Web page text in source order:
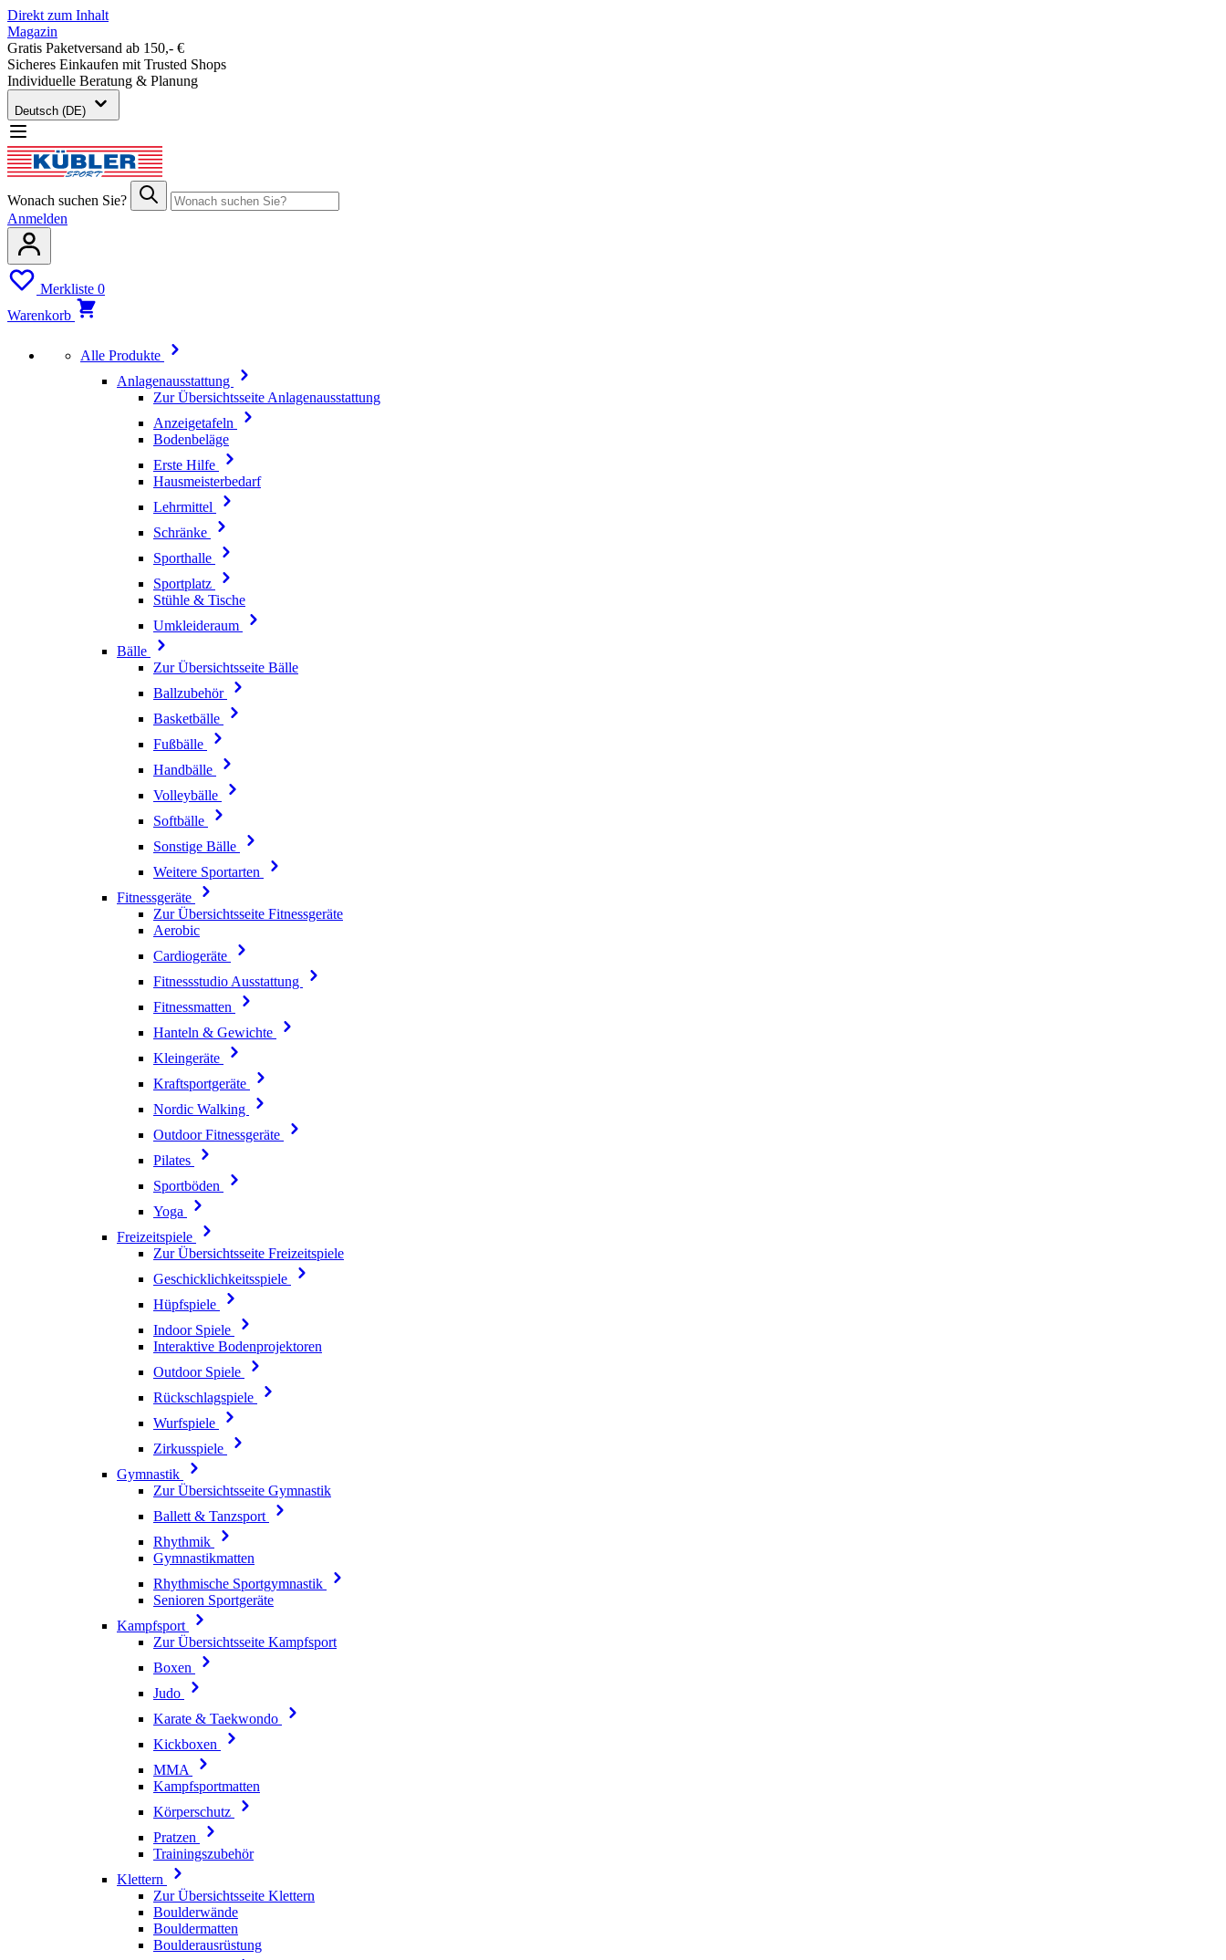
Direkt zum Inhalt
Magazin
Gratis Paketversand ab 150,- €
Sicheres Einkaufen mit Trusted Shops
Individuelle Beratung & Planung
Deutsch (DE)
Wonach suchen Sie?
Anmelden
Merkliste 0
Warenkorb
Alle Produkte
Anlagenausstattung
Zur Übersichtsseite Anlagenausstattung
Anzeigetafeln
Bodenbeläge
Erste Hilfe
Hausmeisterbedarf
Lehrmittel
Schränke
Sporthalle
Sportplatz
Stühle & Tische
Umkleideraum
Bälle
Zur Übersichtsseite Bälle
Ballzubehör
Basketbälle
Fußbälle
Handbälle
Volleybälle
Softbälle
Sonstige Bälle
Weitere Sportarten
Fitnessgeräte
Zur Übersichtsseite Fitnessgeräte
Aerobic
Cardiogeräte
Fitnessstudio Ausstattung
Fitnessmatten
Hanteln & Gewichte
Kleingeräte
Kraftsportgeräte
Nordic Walking
Outdoor Fitnessgeräte
Pilates
Sportböden
Yoga
Freizeitspiele
Zur Übersichtsseite Freizeitspiele
Geschicklichkeitsspiele
Hüpfspiele
Indoor Spiele
Interaktive Bodenprojektoren
Outdoor Spiele
Rückschlagspiele
Wurfspiele
Zirkusspiele
Gymnastik
Zur Übersichtsseite Gymnastik
Ballett & Tanzsport
Rhythmik
Gymnastikmatten
Rhythmische Sportgymnastik
Senioren Sportgeräte
Kampfsport
Zur Übersichtsseite Kampfsport
Boxen
Judo
Karate & Taekwondo
Kickboxen
MMA
Kampfsportmatten
Körperschutz
Pratzen
Trainingszubehör
Klettern
Zur Übersichtsseite Klettern
Boulderwände
Bouldermatten
Boulderausrüstung